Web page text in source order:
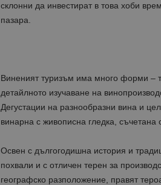
склонни да инвестират в това хоби
пазара.
Виненият туризъм има много форми –
детайлното изучаване на
Дегустации на разнообразни вина и
винарна с живописна гледка,
Освен с дългогодишна история и
похвали и с отличен терен за
географско разположение, правят